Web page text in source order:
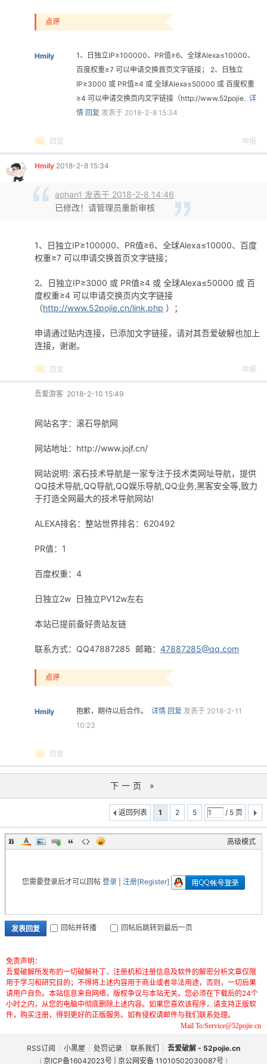
点评
Hmily
1、日独立IP≥100000、PR值≥6、全球Alexa≤10000、
百度权重≥7 可以申请交换首页文字链接； 2、日独立
IP≥3000 或 PR值≥4 或 全球Alexa≤50000 或 百度权重
≥4 可以申请交换页内文字链接（http://www.52pojie. 详
情 回复 发表于 2018-2-8 15:34
回复 举报
Hmily 2018-2-8 15:34
aohan1 发表于 2018-2-8 14:46
已修改！请管理员重新审核
1、日独立IP≥100000、PR值≥6、全球Alexa≤10000、百度
权重≥7 可以申请交换首页文字链接；
2、日独立IP≥3000 或 PR值≥4 或 全球Alexa≤50000 或 百
度权重≥4 可以申请交换页内文字链接
（http://www.52pojie.cn/link.php ）；
申请通过贴内连接，已添加文字链接，请对其吾爱破解也加上
连接，谢谢。
回复 举报
吾爱游客 2018-2-10 15:49
网站名字：滚石导航网
网站地址：http://www.jojf.cn/
网站说明: 滚石技术导航是一家专注于技术类网址导航，提供
QQ技术导航,QQ导航,QQ娱乐导航,QQ业务,黑客安全等,致力
于打造全网最大的技术导航网站!
ALEXA排名：整站世界排名：620492
PR值：1
百度权重：4
日独立2w 日独立PV12w左右
本站已提前备好贵站友链
联系方式：QQ47887285 邮箱： 47887285@qq.com
点评
Hmily 抱歉，期待以后合作。 详情 回复 发表于 2018-2-11
10:23
回复
下一页 »
1 2 5 / 5 页
返回列表
高级模式
您需要登录后才可以回帖 登录 注册[Register]
发表回复 回帖并转播 回帖后跳转到最后一页
免责声明：
吾爱破解所发布的一切破解补丁、注册机和注册信息及软件的解密分析文章仅限
用于学习和研究目的；不得将上述内容用于商业或者非法用途，否则，一切后果
请用户自负。本站信息来自网络，版权争议与本站无关。您必须在下载后的24个
小时之内，从您的电脑中彻底删除上述内容。如果您喜欢该程序，请支持正版软
件，购买注册，得到更好的正版服务。如有侵权请邮件与我们联系处理。
Mail To:Service@52pojie.cn
RSS订阅 小黑屋 处罚记录 联系我们
吾爱破解 - 52pojie.cn
( 京ICP备16042023号 | 京公网安备 11010502030087号 )